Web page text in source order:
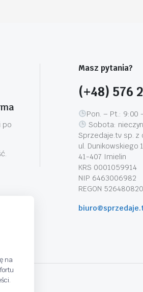
po
Masz pytania?
(+48) 576
Pon. – Pt.: 9:00
Sobota:
Sprzedaje.tv sp. z
ul. Dunikowskiego
41-407 Imielin
KRS 0001059914
NIP 6463006982
REGON 526480820
na